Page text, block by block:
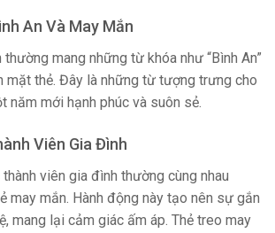
An Và May Mắn
mang những từ khóa như “Bình An”
mặt thẻ. Đây là những từ tượng trưng cho
năm mới hạnh phúc và suôn sẻ.
Viên Gia Đình
viên gia đình thường cùng nhau
may mắn. Hành động này tạo nên sự gắn
mang lại cảm giác ấm áp. Thẻ treo may